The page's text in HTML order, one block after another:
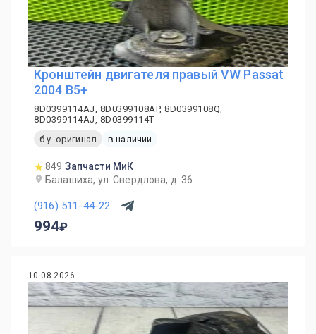
Кронштейн двигателя правый VW Passat
2004 B5+
8D0399114AJ, 8D0399108AP, 8D0399108Q,
8D0399114AJ, 8D0399114T
б.у. оригинал
в наличии
849 Запчасти МиК
Балашиха, ул. Свердлова, д. 36
(916) 511-44-22
994
10.08.2026